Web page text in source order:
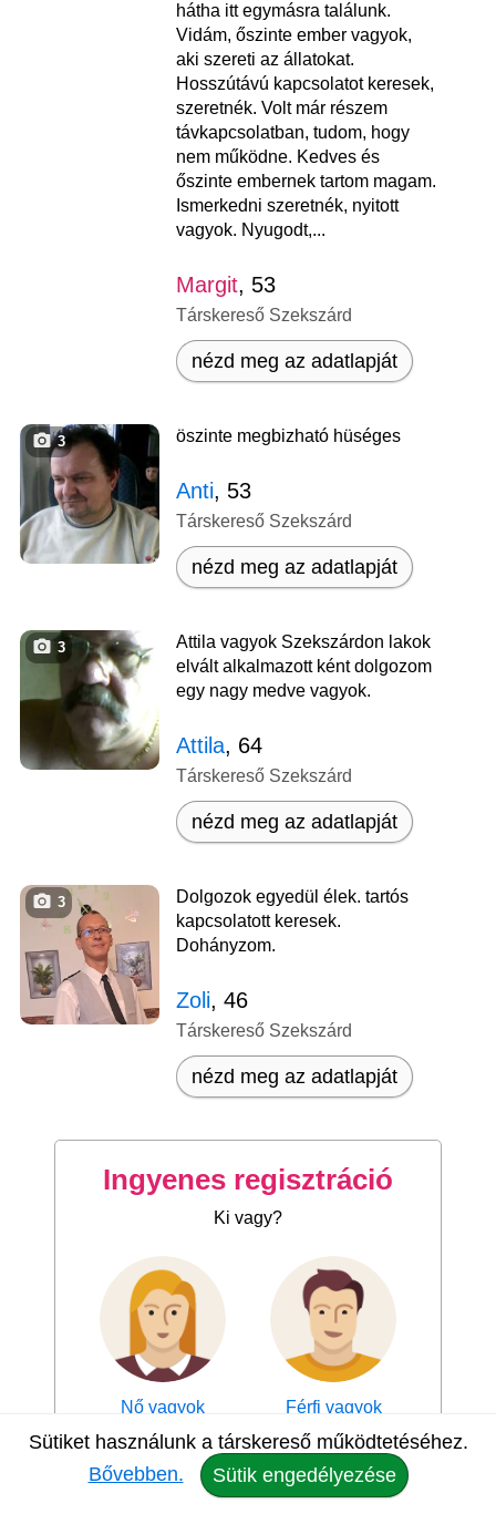
hátha itt egymásra találunk.
Vidám, őszinte ember vagyok,
aki szereti az állatokat.
Hosszútávú kapcsolatot keresek,
szeretnék. Volt már részem
távkapcsolatban, tudom, hogy
nem működne. Kedves és
őszinte embernek tartom magam.
Ismerkedni szeretnék, nyitott
vagyok. Nyugodt,...
Margit, 53
Társkereső Szekszárd
nézd meg az adatlapját
3 öszinte megbizható hüséges
Anti, 53
Társkereső Szekszárd
nézd meg az adatlapját
3
Attila vagyok Szekszárdon lakok
elvált alkalmazott ként dolgozom
egy nagy medve vagyok.
Attila, 64
Társkereső Szekszárd
nézd meg az adatlapját
3
Dolgozok egyedül élek. tartós
kapcsolatott keresek.
Dohányzom.
Zoli, 46
Társkereső Szekszárd
nézd meg az adatlapját
Ingyenes regisztráció
Ki vagy?
Nő vagyok Férfi vagyok
Sütiket használunk a társkereső működtetéséhez.
Bővebben.
Sütik engedélyezése